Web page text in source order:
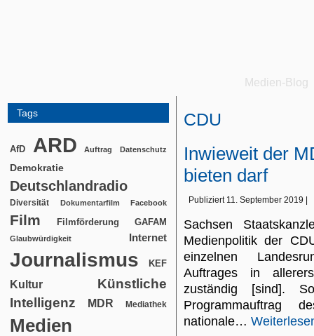
Medien-Blog
Tags
AfD ARD Auftrag Datenschutz
Demokratie
Deutschlandradio
Diversität Dokumentarfilm Facebook
Film Filmförderung GAFAM
Glaubwürdigkeit Internet
Journalismus KEF
Kultur
Künstliche
Intelligenz
MDR Mediathek
Medien
CDU
Inwieweit der
bieten darf
Publiziert 11. September 2019
Sachsen
Medienpolitik der
einzelnen
Auftrages in
zuständig [sind].
Programmauftrag
nationale…